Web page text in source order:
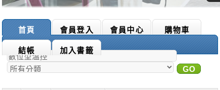
首頁 會員登入 會員中心 購物車
結帳 加入書籤
商品搜尋：
GO